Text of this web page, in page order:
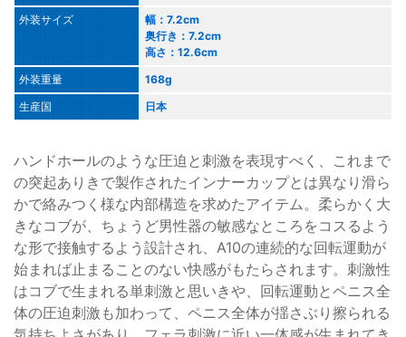
外装サイズ
幅：7.2cm
奥行き：7.2cm
高さ：12.6cm
外装重量
168g
生産国
日本
ハンドホールのような圧迫と刺激を表現すべく、これまで
の突起ありきで製作されたインナーカップとは異なり滑ら
かで絡みつく様な内部構造を求めたアイテム。柔らかく大
きなコブが、ちょうど男性器の敏感なところをコスるよう
な形で接触するよう設計され、A10の連続的な回転運動が
始まれば止まることのない快感がもたらされます。刺激性
はコブで生まれる単刺激と思いきや、回転運動とペニス全
体の圧迫刺激も加わって、ペニス全体が揺さぶり擦られる